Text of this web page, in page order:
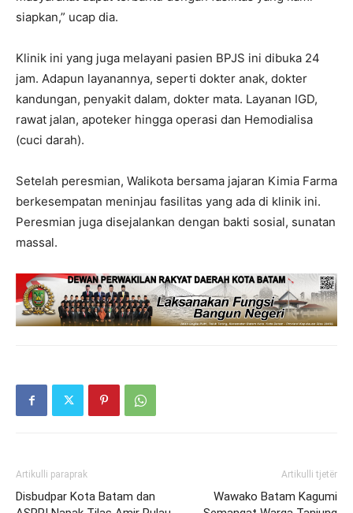
siapkan,” ucap dia.
Klinik ini yang juga melayani pasien BPJS ini dibuka 24
jam. Adapun layanannya, seperti dokter anak, dokter
kandungan, penyakit dalam, dokter mata. Layanan IGD,
rawat jalan, apoteker hingga operasi dan Hemodialisa
(cuci darah).
Setelah peresmian, Walikota bersama jajaran Kimia Farma
berkesempatan meninjau fasilitas yang ada di klinik ini.
Peresmian juga disejalankan dengan bakti sosial, sunatan
massal.
Artikulli paraprak
Disbudpar Kota Batam dan
Artikulli tjetër
Wawako Batam Kagumi